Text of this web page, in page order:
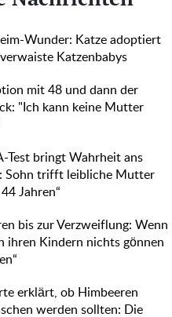
Wunder: Katze adoptiert
Katzenbabys
mit 48 und dann der
"Ich kann keine Mutter
Test bringt Wahrheit ans
Sohn trifft leibliche Mutter
Jahren“
bis zur Verzweiflung: Wenn
ihren Kindern nichts gönnen
erklärt, ob Himbeeren
werden sollten: Die